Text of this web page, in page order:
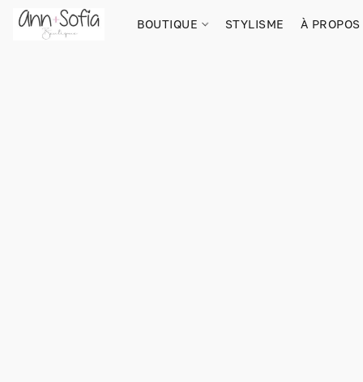
BOUTIQUE STYLISME À